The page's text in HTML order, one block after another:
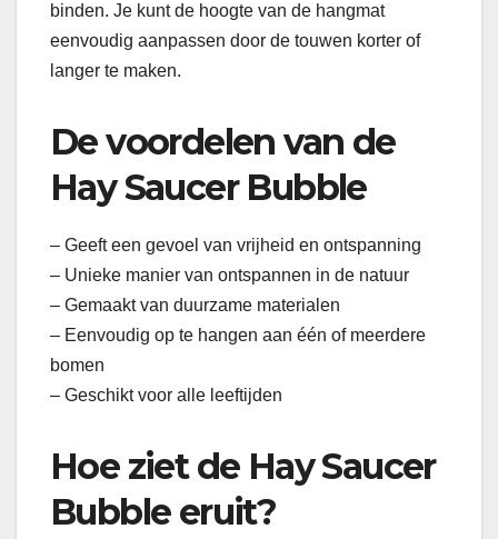
binden. Je kunt de hoogte van de hangmat
eenvoudig aanpassen door de touwen korter of
langer te maken.
De voordelen van de
Hay Saucer Bubble
– Geeft een gevoel van vrijheid en ontspanning
– Unieke manier van ontspannen in de natuur
– Gemaakt van duurzame materialen
– Eenvoudig op te hangen aan één of meerdere
bomen
– Geschikt voor alle leeftijden
Hoe ziet de Hay Saucer
Bubble eruit?